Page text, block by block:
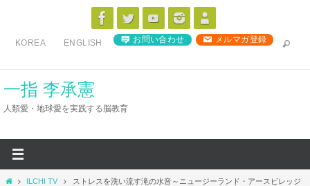
ス
KOREA ENGLISH お問い合わせ メルマガ登録
一指 李承憲
人類愛・地球愛を実践する脳教育
ホ
ILCHI TV ストレスを洗い流す滝の水音～ニュージーランド・アースビレッジ